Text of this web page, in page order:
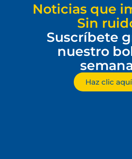
Noticias que
Sin
Suscríbete
nuestro
Haz clic aquí